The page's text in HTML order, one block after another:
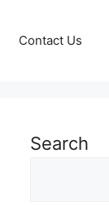
Contact Us
Search